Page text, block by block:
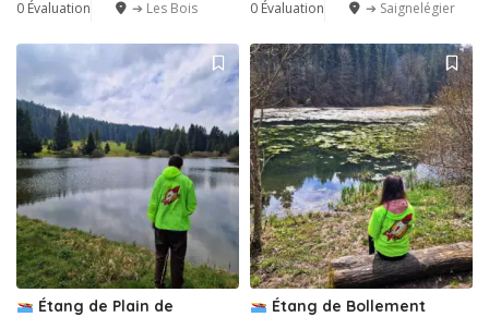
0 Évaluation ➔ Les Bois 0 Évaluation ➔ Saignelégier
Étang de Plain de Étang de Bollement